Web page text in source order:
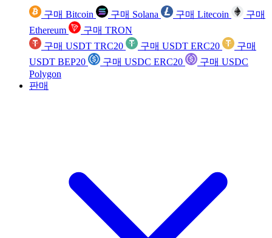
구매 Bitcoin 구매 Solana 구매 Litecoin
구매
Ethereum
구매 TRON
구매 USDT TRC20
구매 USDT ERC20
구매
USDT BEP20
구매 USDC ERC20
구매 USDC
Polygon
판매